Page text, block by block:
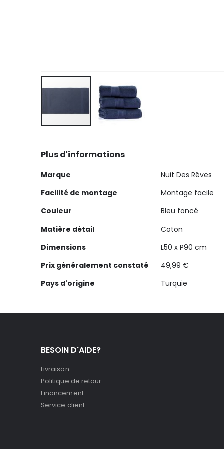
the
of
the
gallery
Plus d'informations
Plus
Marque
Nuit Des Rêves
Facilité de montage
Montage facile
Couleur
Bleu foncé
Matière détail
Coton
Dimensions
L50 x P90 cm
Prix généralement constaté
49,99 €
Pays d'origine
Turquie
BESOIN D'AIDE?
Livraison
Politique de retour
Financement
Service client